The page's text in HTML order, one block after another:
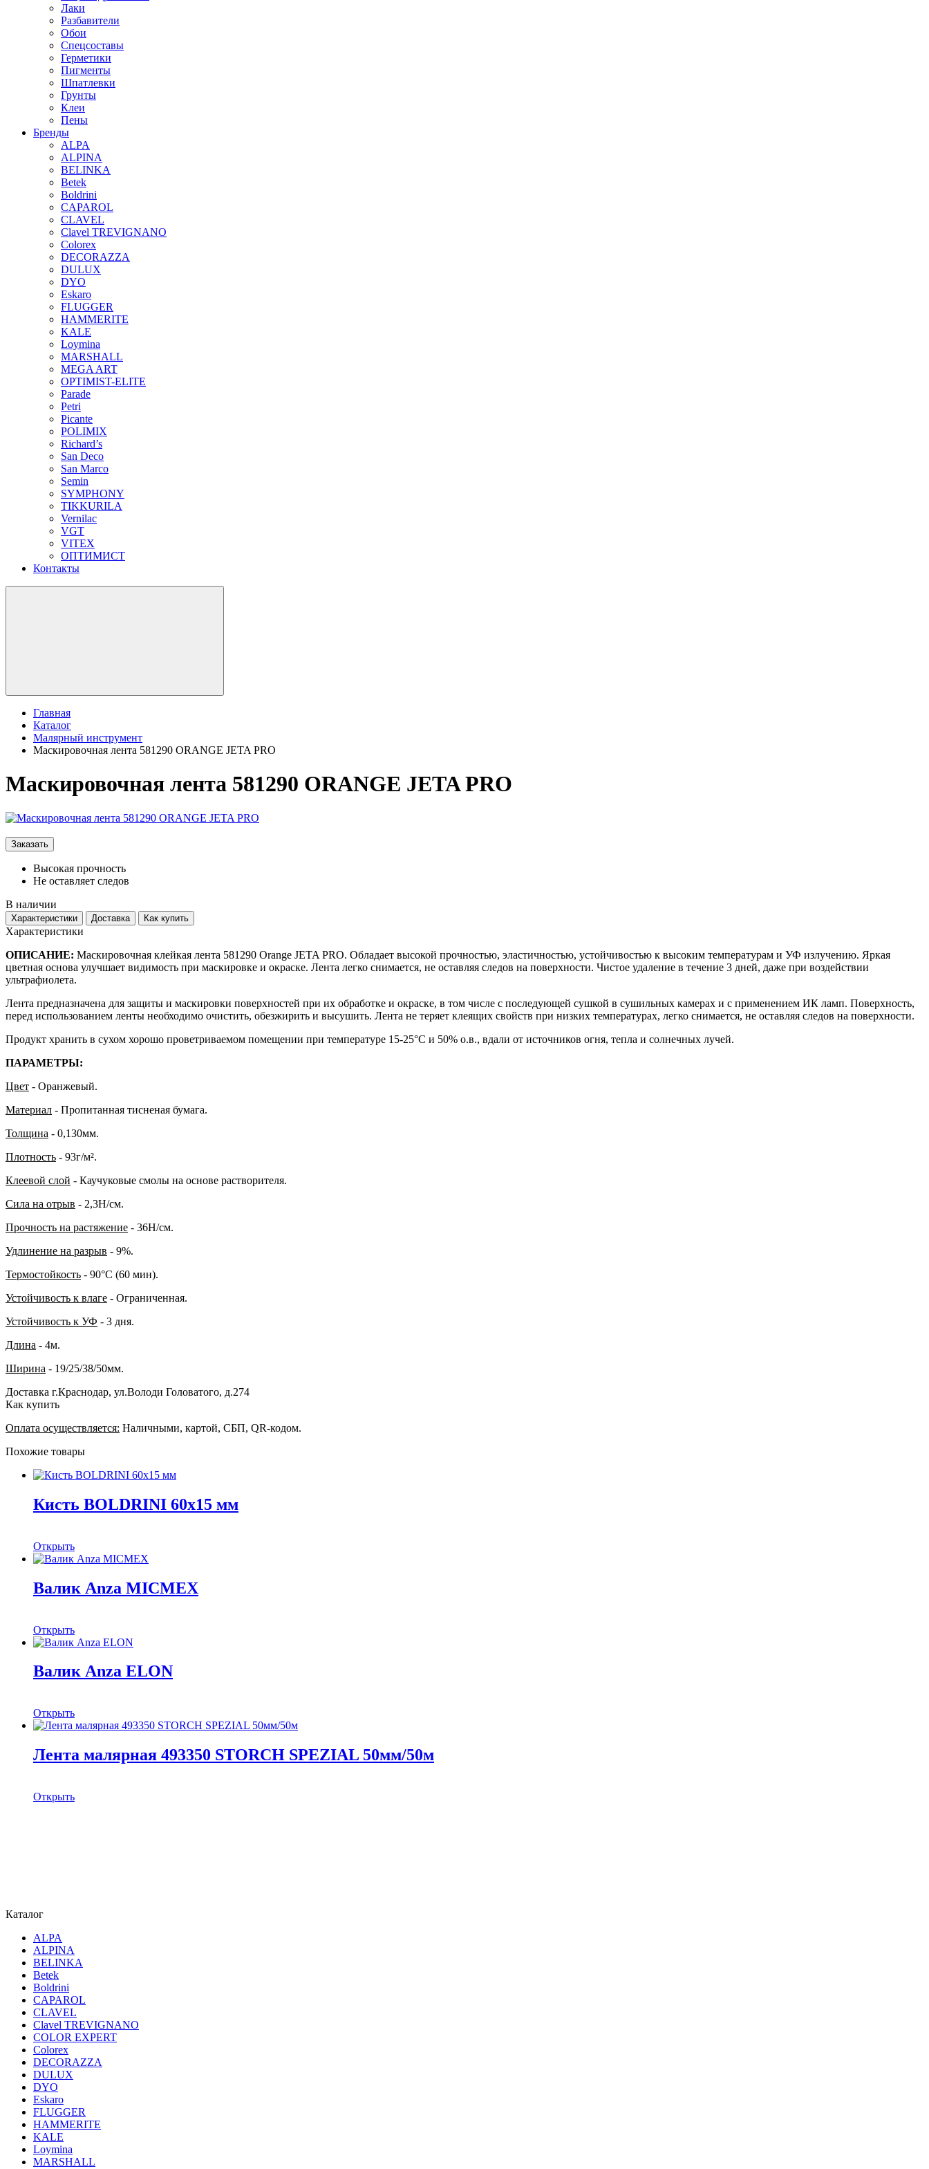
Лаки
Разбавители
Обои
Спецсоставы
Герметики
Пигменты
Шпатлевки
Грунты
Клеи
Пены
Бренды
ALPA
ALPINA
BELINKA
Betek
Boldrini
CAPAROL
CLAVEL
Clavel TREVIGNANO
Colorex
DECORAZZA
DULUX
DYO
Eskaro
FLUGGER
HAMMERITE
KALE
Loymina
MARSHALL
MEGA ART
OPTIMIST-ELITE
Parade
Petri
Picante
POLIMIX
Richard’s
San Deco
San Marco
Semin
SYMPHONY
TIKKURILA
Vernilac
VGT
VITEX
ОПТИМИСТ
Контакты
Главная
Каталог
Малярный инструмент
Маскировочная лента 581290 ORANGE JETA PRO
Маскировочная лента 581290 ORANGE JETA PRO
Заказать
Высокая прочность
Не оставляет следов
В наличии
Характеристики Доставка Как купить
Характеристики
ОПИСАНИЕ: Маскировочная клейкая лента 581290 Orange JETA PRO. Обладает высокой прочностью, эластичностью, устойчивостью к высоким температурам и УФ излучению. Яркая
цветная основа улучшает видимость при маскировке и окраске. Лента легко снимается, не оставляя следов на поверхности. Чистое удаление в течение 3 дней, даже при воздействии
ультрафиолета.
Лента предназначена для защиты и маскировки поверхностей при их обработке и окраске, в том числе с последующей сушкой в сушильных камерах и с применением ИК ламп. Поверхность,
перед использованием ленты необходимо очистить, обезжирить и высушить. Лента не теряет клеящих свойств при низких температурах, легко снимается, не оставляя следов на поверхности.
Продукт хранить в сухом хорошо проветриваемом помещении при температуре 15-25°C и 50% о.в., вдали от источников огня, тепла и солнечных лучей.
ПАРАМЕТРЫ:
Цвет - Оранжевый.
Материал - Пропитанная тисненая бумага.
Толщина - 0,130мм.
Плотность - 93г/м².
Клеевой слой - Каучуковые смолы на основе растворителя.
Сила на отрыв - 2,3Н/см.
Прочность на растяжение - 36Н/см.
Удлинение на разрыв - 9%.
Термостойкость - 90°C (60 мин).
Устойчивость к влаге - Ограниченная.
Устойчивость к УФ - 3 дня.
Длина - 4м.
Ширина - 19/25/38/50мм.
Доставка г.Краснодар, ул.Володи Головатого, д.274
Как купить
Оплата осуществляется: Наличными, картой, СБП, QR-кодом.
Похожие товары
Кисть BOLDRINI 60х15 мм
Открыть
Валик Anza MICMEX
Открыть
Валик Anza ELON
Открыть
Лента малярная 493350 STORCH SPEZIAL 50мм/50м
Открыть
Каталог
ALPA
ALPINA
BELINKA
Betek
Boldrini
CAPAROL
CLAVEL
Clavel TREVIGNANO
COLOR EXPERT
Colorex
DECORAZZA
DULUX
DYO
Eskaro
FLUGGER
HAMMERITE
KALE
Loymina
MARSHALL